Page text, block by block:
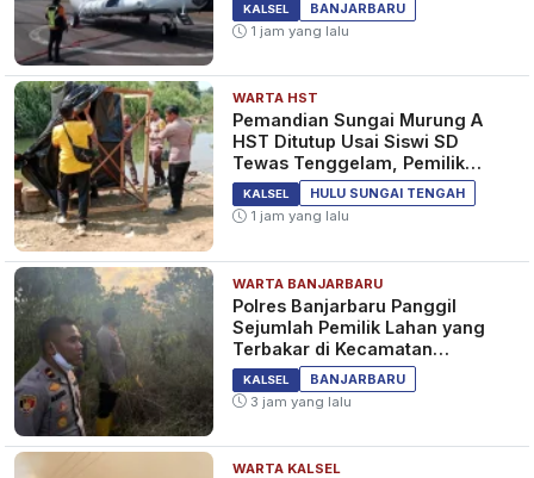
KALSEL
BANJARBARU
1 jam yang lalu
WARTA HST
Pemandian Sungai Murung A
HST Ditutup Usai Siswi SD
Tewas Tenggelam, Pemilik
Lahan Diperiksa Polisi
KALSEL
HULU SUNGAI TENGAH
1 jam yang lalu
WARTA BANJARBARU
Polres Banjarbaru Panggil
Sejumlah Pemilik Lahan yang
Terbakar di Kecamatan
Cempaka
KALSEL
BANJARBARU
3 jam yang lalu
WARTA KALSEL